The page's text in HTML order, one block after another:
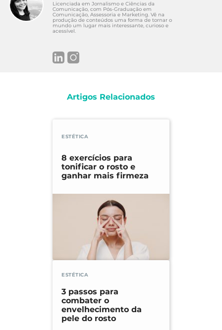
Licenciada em Jornalismo e Ciências da
Comunicação, com Pós-Graduação em
Comunicação, Assessoria e Marketing. Vê na
produção de conteúdos uma forma de tornar o
mundo um lugar mais interessante, curioso e
acessível.
Artigos Relacionados
ESTÉTICA
8 exercícios para
tonificar o rosto e
ganhar mais firmeza
ESTÉTICA
3 passos para
combater o
envelhecimento da
pele do rosto